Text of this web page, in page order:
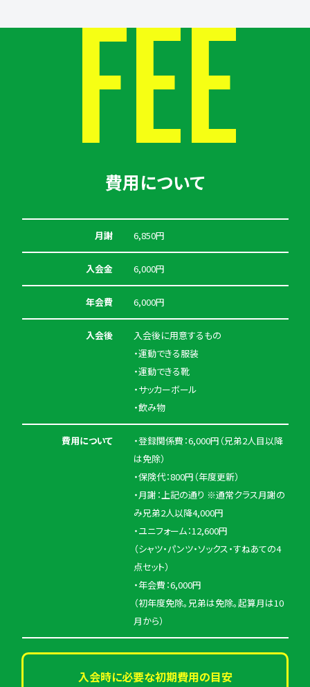
FEE
費用について
月謝 6,850円
入会金 6,000円
年会費 6,000円
入会後
入会後に用意するもの
・運動できる服装
・運動できる靴
・サッカーボール
・飲み物
費用について
・登録関係費：6,000円（兄弟2人目以降
は免除）
・保険代：800円（年度更新）
・月謝：上記の通り ※通常クラス月謝の
み兄弟2人以降4,000円
・ユニフォーム：12,600円
（シャツ・パンツ・ソックス・すねあての4
点セット）
・年会費：6,000円
（初年度免除。兄弟は免除。起算月は10
月から）
入会時に必要な初期費用の目安